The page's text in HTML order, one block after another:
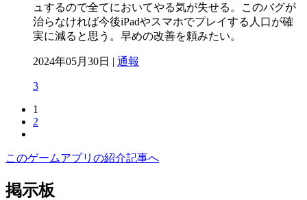
ュするので全てにおいてやる気が失せる。このバグが
治らなければ今後iPadやスマホでプレイする人口が確
実に減ると思う。早めの改善を頼みたい。
2024年05月30日 | 通報
3
1
2
このゲームアプリの紹介記事へ
掲示板